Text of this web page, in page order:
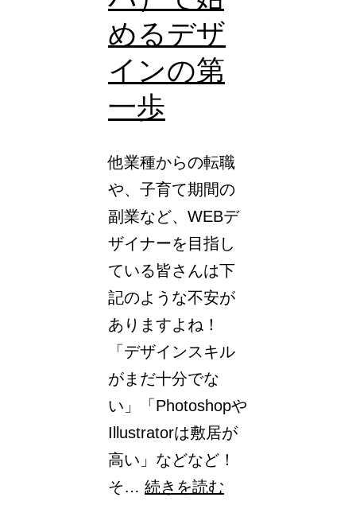
デ
ザ
イ
ー
し
て
成
し
続
け
る
方
法
と
は
めるデザ
インの第
一歩
他業種からの転職
や、子育て期間の
副業など、WEBデ
ザイナーを目指し
ている皆さんは下
記のような不安が
ありますよね！
「デザインスキル
がまだ十分でな
い」「Photoshopや
Illustratorは敷居が
高い」などなど！
そ… 続きを読む